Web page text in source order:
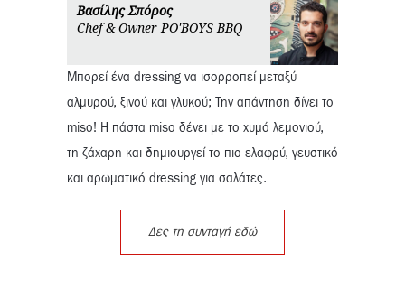
Βασίλης Σπόρος
Chef & Owner PO'BOYS BBQ
Μπορεί ένα dressing να ισορροπεί μεταξύ
αλμυρού, ξινού και γλυκού; Την απάντηση δίνει το
miso! Η πάστα miso δένει με το χυμό λεμονιού,
τη ζάχαρη και δημιουργεί το πιο ελαφρύ, γευστικό
και αρωματικό dressing για σαλάτες.
Δες τη συνταγή εδώ